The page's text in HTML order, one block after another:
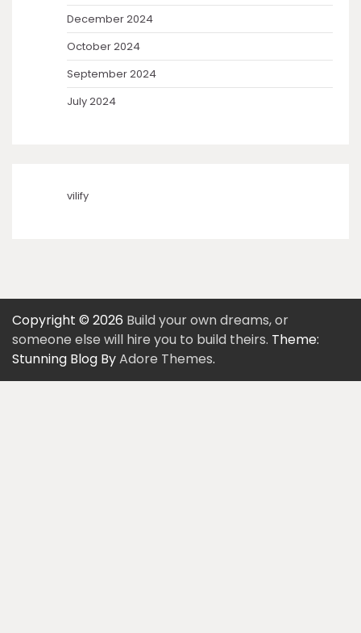
December 2024
October 2024
September 2024
July 2024
vilify
Copyright © 2026 Build your own dreams, or
someone else will hire you to build theirs. Theme:
Stunning Blog ByAdore Themes.